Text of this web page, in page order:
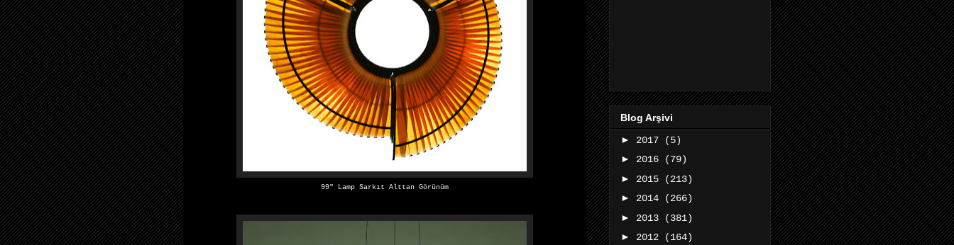
99″ Lamp Sarkıt Alttan Görünüm
Blog Arşivi
► 2017
(5)
► 2016
(79)
► 2015
(213)
► 2014
(266)
► 2013
(381)
► 2012
(164)